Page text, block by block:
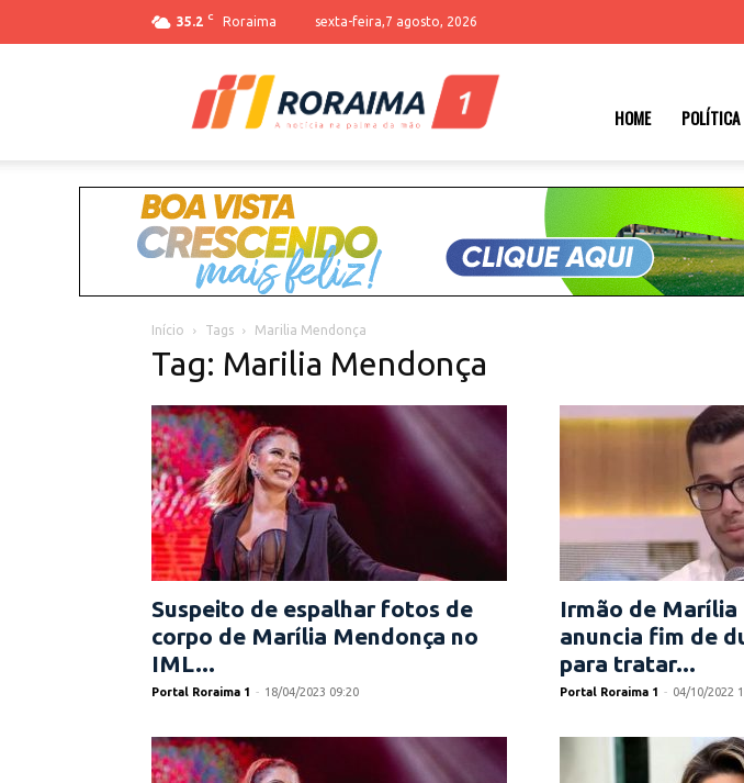
35.2 C Roraima sexta-feira,7 agosto, 2026
HOME POLÍTICA
Início Tags Marilia Mendonça
Tag: Marilia Mendonça
Suspeito de espalhar fotos de
corpo de Marília Mendonça no
IML...
Portal Roraima 1 - 18/04/2023 09:20
Irmão de Marília
anuncia fim de
para tratar...
Portal Roraima 1 - 04/10/2022